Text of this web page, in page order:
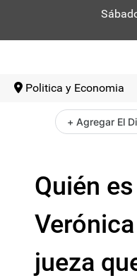
Politica y Economia
+ Agregar El
Quién
jueza